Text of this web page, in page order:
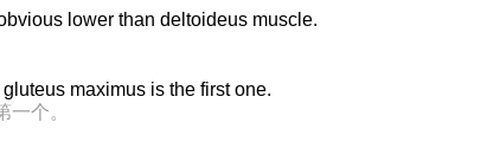
lower than deltoideus muscle.
maximus is the first one.
个。